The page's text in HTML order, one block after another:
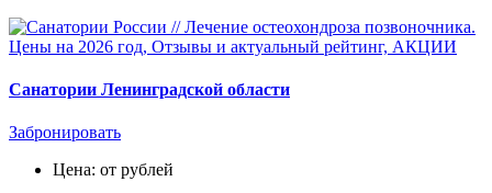
Санатории Ленинградской области
Забронировать
Цена: от рублей